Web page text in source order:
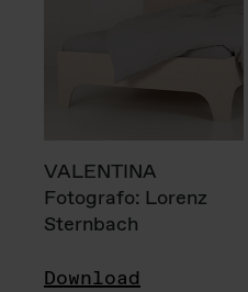
VALENTINA
Fotografo: Lorenz
Sternbach
Download